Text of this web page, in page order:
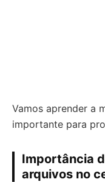
Vamos aprender a
importante para
Importância
arquivos no